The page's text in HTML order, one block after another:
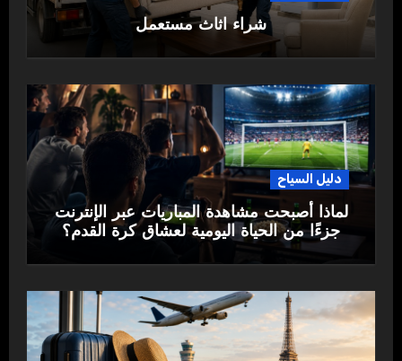
شراء اثاث مستعمل
دليل السياح
لماذا أصبحت مشاهدة المباريات عبر الإنترنت
جزءًا من الحياة اليومية لعشاق كرة القدم؟